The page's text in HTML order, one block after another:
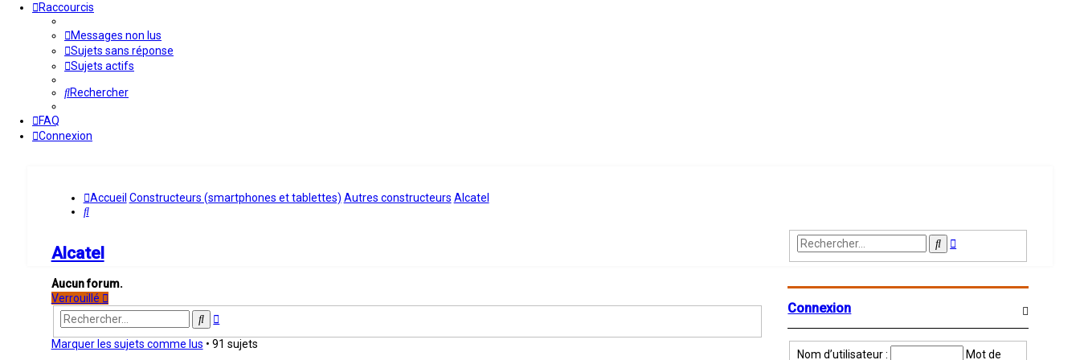
Raccourcis
Messages non lus
Sujets sans réponse
Sujets actifs
Rechercher
FAQ
Connexion
Accueil Constructeurs (smartphones et tablettes) Autres constructeurs Alcatel
Rechercher
Alcatel
Aucun forum.
Verrouillé
Rechercher
avancée
Marquer les sujets comme lus • 91 sujets
Rechercher
avancée
Connexion
Nom d’utilisateur : Mot de